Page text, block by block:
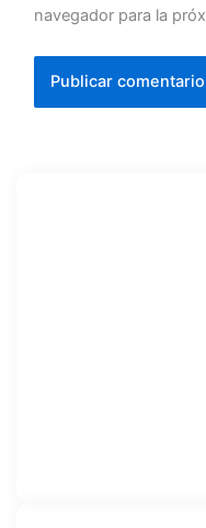
navegador para la